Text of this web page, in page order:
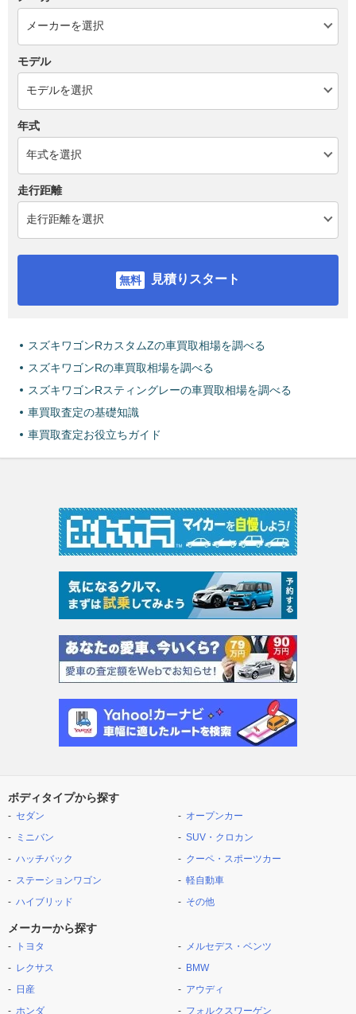
モデル
年式
走行距離
見積りスタート
スズキワゴンRカスタムZの車買取相場を調べる
スズキワゴンRの車買取相場を調べる
スズキワゴンRスティングレーの車買取相場を調べる
車買取査定の基礎知識
車買取査定お役立ちガイド
ボディタイプから探す
セダン
ミニバン
ハッチバック
ステーションワゴン
ハイブリッド
オープンカー
SUV・クロカン
クーペ・スポーツカー
軽自動車
その他
メーカーから探す
トヨタ
レクサス
日産
ホンダ
メルセデス・ベンツ
BMW
アウディ
フォルクスワーゲン